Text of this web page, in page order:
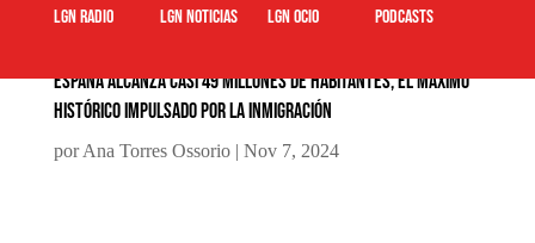
LGN Radio LGN Noticias LGN ocio podcasts
España alcanza casi 49 millones de habitantes, el máximo
histórico impulsado por la inmigración
porAna Torres Ossorio| Nov 7, 2024